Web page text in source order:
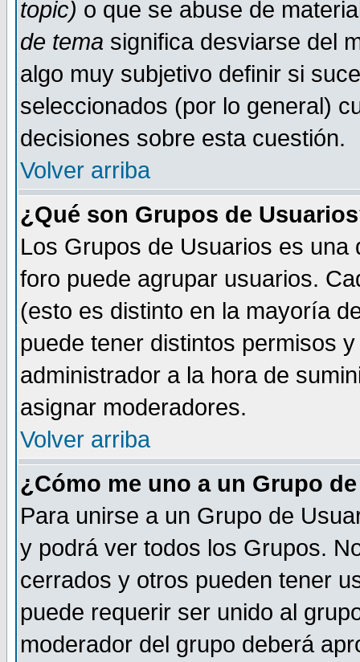
topic) o que se abuse de
de tema significa desviarse del
algo muy subjetivo definir si
seleccionados (por lo general)
decisiones sobre esta cuestión.
Volver arriba
¿Qué son Grupos de
Los Grupos de Usuarios es
foro puede agrupar usuarios.
(esto es distinto en la mayoría
puede tener distintos permisos
administrador a la hora de
asignar moderadores.
Volver arriba
¿Cómo me uno a un Grupo
Para unirse a un Grupo de
y podrá ver todos los Grupos.
cerrados y otros pueden tener
puede requerir ser unido al
moderador del grupo deberá